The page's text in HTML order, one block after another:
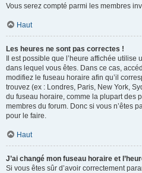
Vous serez compté parmi les membres
Haut
Les heures ne sont pas correctes !
Il est possible que l’heure affichée
dans lequel vous êtes. Dans ce cas,
modifiez le fuseau horaire afin qu’il
trouvez (ex : Londres, Paris, New York,
du fuseau horaire, comme la plupart des
membres du forum. Donc si vous n’êtes
pour le faire.
Haut
J’ai changé mon fuseau horaire et
Si vous êtes sûr d’avoir correctement